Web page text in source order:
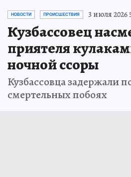
НОВОСТИ ПРОИСШЕСТВИЯ 3 июля 2026
Кузбассовец
приятеля
ночной ссоры
Кузбассовца задержали
смертельных побоях